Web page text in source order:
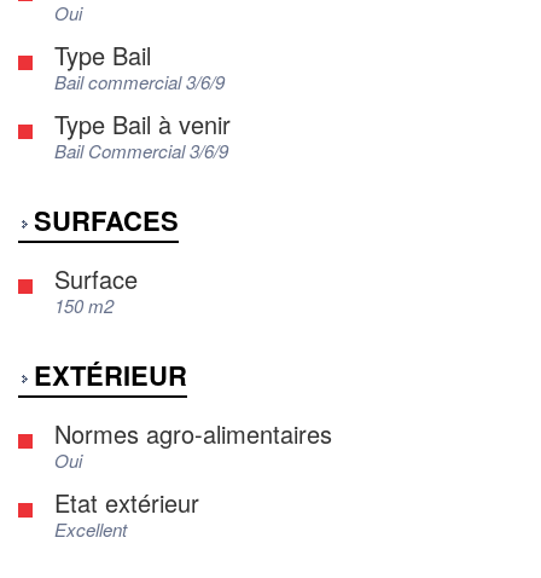
Oui
Type Bail
Bail commercial 3/6/9
Type Bail à venir
Bail Commercial 3/6/9
SURFACES
Surface
150 m2
EXTÉRIEUR
Normes agro-alimentaires
Oui
Etat extérieur
Excellent